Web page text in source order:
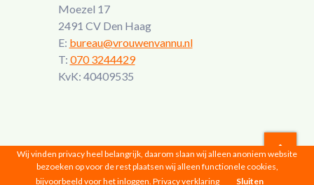
Moezel 17
2491 CV Den Haag
E: bureau@vrouwenvannu.nl
T: 070 3244429
KvK: 40409535
Vrouwen van Nu © 2026 |Privacyverklaring
Wij vinden privacy heel belangrijk, daarom slaan wij alleen anoniem website
bezoeken op voor de rest plaatsen wij alleen functionele cookies,
bijvoorbeeld voor het inloggen. Privacy verklaring Sluiten